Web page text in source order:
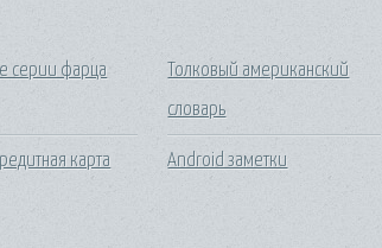
серии фарца
карта
Толковый американский
словарь
Android заметки